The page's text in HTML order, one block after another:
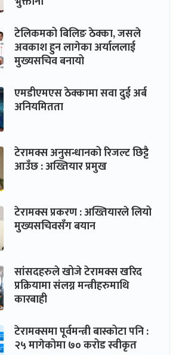
टेलिकमको बिलिङ ठेक्का, जसले
अवकाश हुन लागेका अर्याललाई
मुख्यसचिव बनायो
एमडीएमएस ठेक्कामा सवा दुई अर्ब
अनियमितता
टेरामक्स अनुसन्धानको रिजल्ट छिट्टै
आउँछ : अख्तियार प्रमुख
टेरामक्स प्रकरण : अख्तियारले लियो
मुख्यसचिवसँग बयान
सांसदहरुले खोजे टेरामक्स खरिद
प्रक्रियामा संलग्न मन्त्रीहरुमाथि
कारबाही
टेरामक्समा पूर्वमन्त्री बास्कोटा पनि :
२५ मागेकोमा ७० करोड स्वीकृत